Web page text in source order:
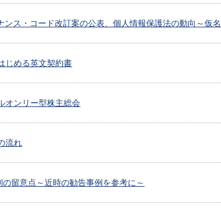
ス・コード改訂案の公表、個人情報保護法の動向～仮
じめる英文契約書
オンリー型株主総会
流れ
留意点～近時の勧告事例を参考に～